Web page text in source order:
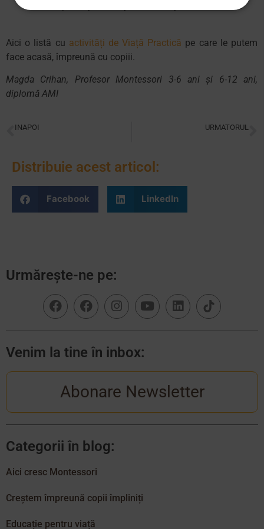
care să participe la viaţa comunităţii în care trăiesc.
Aici o listă cu activități de Viață Practică pe care le putem
face acasă, împreună cu copiii.
Magda Crihan, Profesor Montessori 3-6 ani și 6-12 ani,
diplomă AMI
INAPOI URMATORUL
Distribuie acest articol:
Facebook LinkedIn
Urmărește-ne pe:
Venim la tine în inbox:
Abonare Newsletter
Categorii în blog:
Aici cresc Montessori
Creștem împreună copii împliniți
Educație pentru viață